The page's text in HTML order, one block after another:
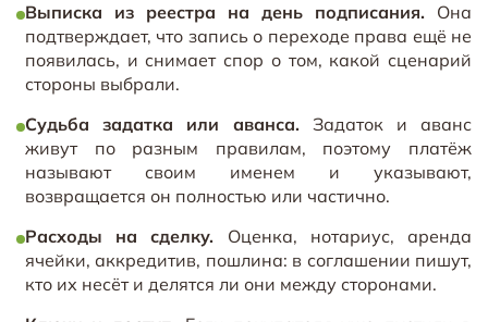
Выписка из реестра на день подписания. Она
подтверждает, что запись о переходе права ещё не
появилась, и снимает спор о том, какой сценарий
стороны выбрали.
Судьба задатка или аванса.Задаток и аванс
живут по разным правилам, поэтому платёж
называют своим именем и указывают,
возвращается он полностью или частично.
Расходы на сделку. Оценка, нотариус, аренда
ячейки, аккредитив, пошлина: в соглашении пишут,
кто их несёт и делятся ли они между сторонами.